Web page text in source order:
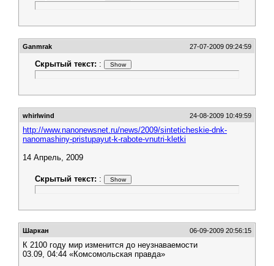
Ganmrak 27-07-2009 09:24:59
Скрытый текст: :
whirlwind 24-08-2009 10:49:59
http://www.nanonewsnet.ru/news/2009/sinteticheskie-dnk-
nanomashiny-pristupayut-k-rabote-vnutri-kletki
14 Апрель, 2009
Скрытый текст: :
Шаркан 06-09-2009 20:56:15
К 2100 году мир изменится до неузнаваемости
03.09, 04:44 «Комсомольская правда»